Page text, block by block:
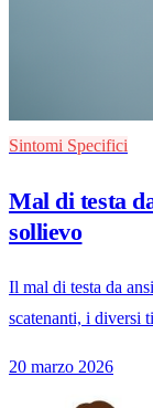
Sintomi Specifici
Mal di testa
sollievo
Il mal di testa da
scatenanti, i diversi
20 marzo 2026